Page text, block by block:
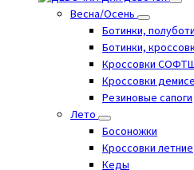
Весна/Осень
Ботинки,
Ботинки,
Кроссовки
Кроссовки
Резиновые сапоги
Лето
Босоножки
Кроссовки летние
Кеды